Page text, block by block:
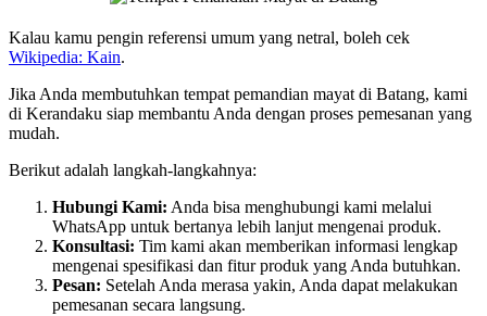
Kalau kamu pengin referensi umum yang netral, boleh cek
Wikipedia: Kain.
Jika Anda membutuhkan tempat pemandian mayat di Batang, kami
di Kerandaku siap membantu Anda dengan proses pemesanan yang
mudah.
Berikut adalah langkah-langkahnya:
Hubungi Kami: Anda bisa menghubungi kami melalui
WhatsApp untuk bertanya lebih lanjut mengenai produk.
Konsultasi: Tim kami akan memberikan informasi lengkap
mengenai spesifikasi dan fitur produk yang Anda butuhkan.
Pesan: Setelah Anda merasa yakin, Anda dapat melakukan
pemesanan secara langsung.